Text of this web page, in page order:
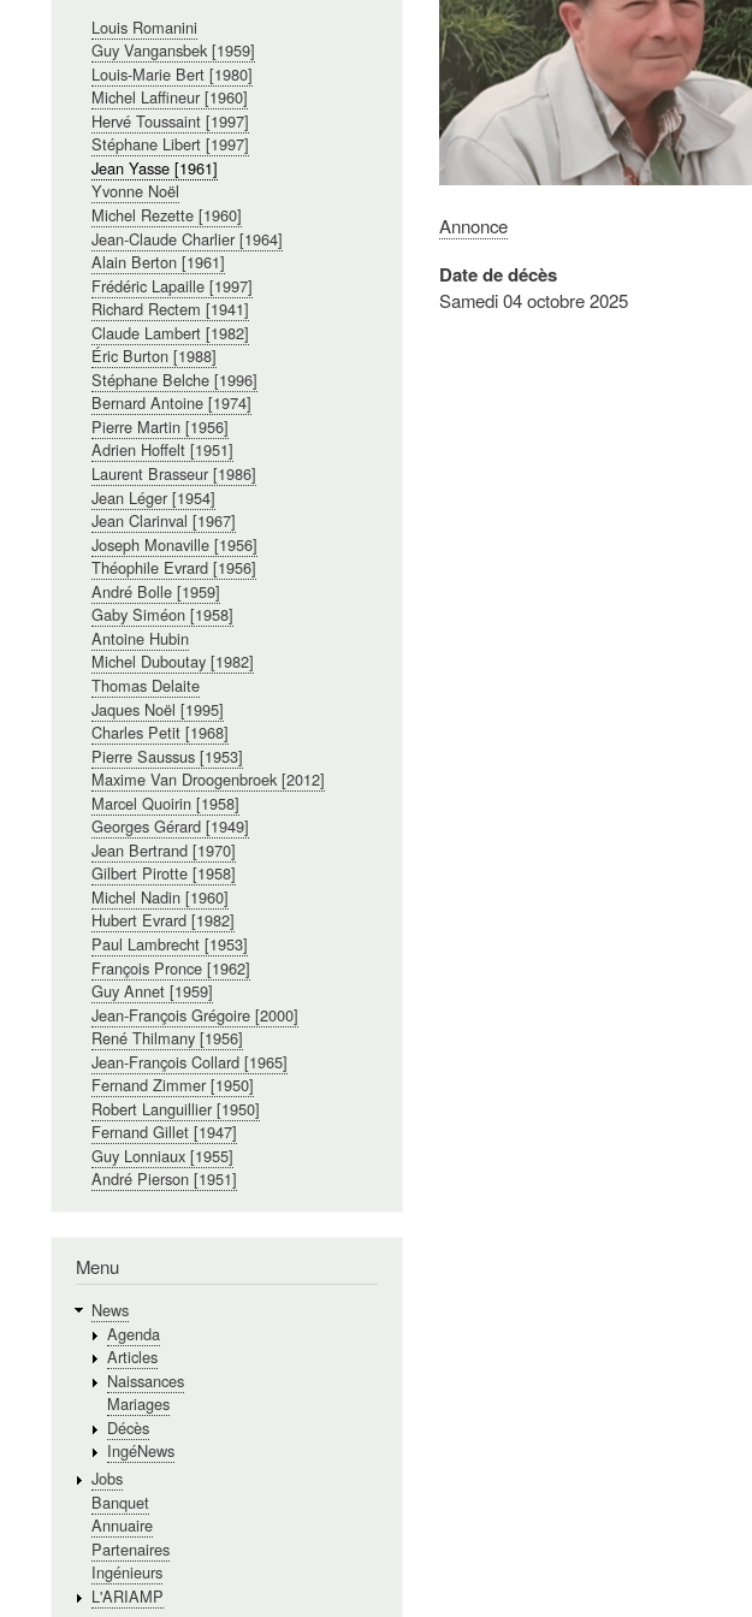
Annonce
Date de décès
Samedi 04 octobre 2025
principale
Louis Romanini
Guy Vangansbek [1959]
Louis-Marie Bert [1980]
Michel Laffineur [1960]
Hervé Toussaint [1997]
Stéphane Libert [1997]
Jean Yasse [1961]
Yvonne Noël
Michel Rezette [1960]
Jean-Claude Charlier [1964]
Alain Berton [1961]
Frédéric Lapaille [1997]
Richard Rectem [1941]
Claude Lambert [1982]
Éric Burton [1988]
Stéphane Belche [1996]
Bernard Antoine [1974]
Pierre Martin [1956]
Adrien Hoffelt [1951]
Laurent Brasseur [1986]
Jean Léger [1954]
Jean Clarinval [1967]
Joseph Monaville [1956]
Théophile Evrard [1956]
André Bolle [1959]
Gaby Siméon [1958]
Antoine Hubin
Michel Duboutay [1982]
Thomas Delaite
Jaques Noël [1995]
Charles Petit [1968]
Pierre Saussus [1953]
Maxime Van Droogenbroek [2012]
Marcel Quoirin [1958]
Georges Gérard [1949]
Jean Bertrand [1970]
Gilbert Pirotte [1958]
Michel Nadin [1960]
Hubert Evrard [1982]
Paul Lambrecht [1953]
François Pronce [1962]
Guy Annet [1959]
Jean-François Grégoire [2000]
René Thilmany [1956]
Jean-François Collard [1965]
Fernand Zimmer [1950]
Robert Languillier [1950]
Fernand Gillet [1947]
Guy Lonniaux [1955]
André Pierson [1951]
Menu
News
Agenda
Articles
Naissances
Mariages
Décès
IngéNews
Jobs
Banquet
Annuaire
Partenaires
Ingénieurs
L'ARIAMP